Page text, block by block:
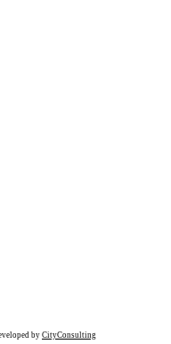
by CityConsulting